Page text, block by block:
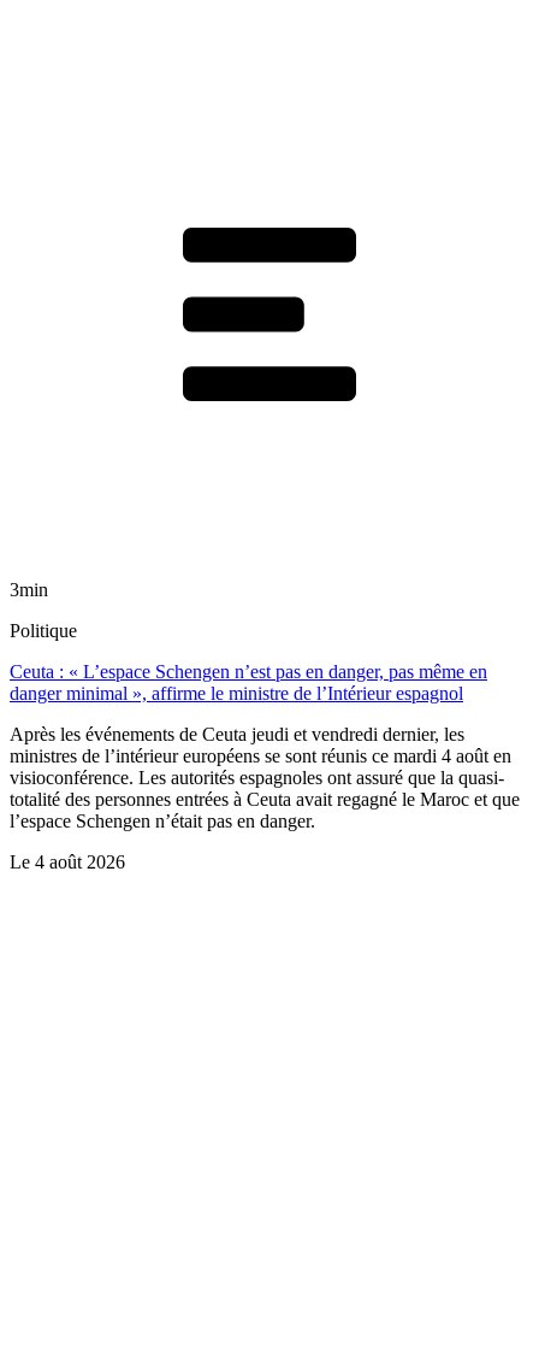
3min
Politique
Ceuta : « L’espace Schengen n’est pas en danger, pas même en
danger minimal », affirme le ministre de l’Intérieur espagnol
Après les événements de Ceuta jeudi et vendredi dernier, les
ministres de l’intérieur européens se sont réunis ce mardi 4 août en
visioconférence. Les autorités espagnoles ont assuré que la quasi-
totalité des personnes entrées à Ceuta avait regagné le Maroc et que
l’espace Schengen n’était pas en danger.
Le 4 août 2026